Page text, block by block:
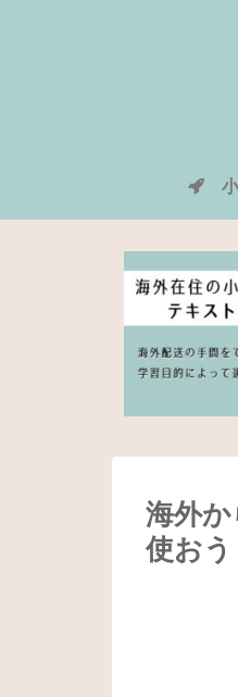
小
海外
使おう